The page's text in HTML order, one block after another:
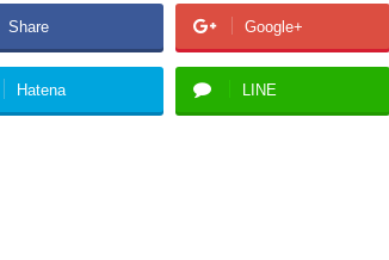
Share Google+
Hatena LINE